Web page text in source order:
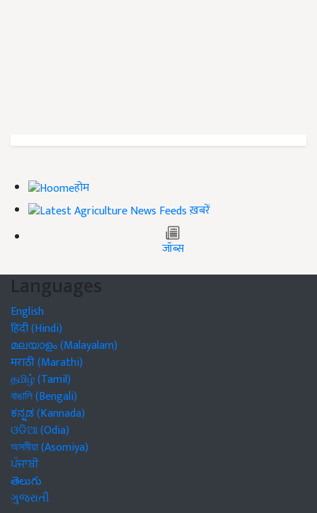
होम
ख़बरें
जॉब्स
Languages
English
हिंदी (Hindi)
മലയാളം (Malayalam)
मराठी (Marathi)
தமிழ் (Tamil)
বাঙালি (Bengali)
ಕನ್ನಡ (Kannada)
ଓଡିଆ (Odia)
অসমীয়া (Asomiya)
ਪੰਜਾਬੀ
తెలుగు
ગુજરાતી